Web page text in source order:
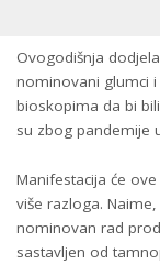
Ovogodišnja
nominovani glumci
bioskopima da bi
su zbog pandemije
Manifestacija će
više razloga.
nominovan rad
sastavljen od